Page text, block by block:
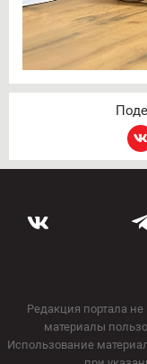
Редакция портала
материалы
Использование